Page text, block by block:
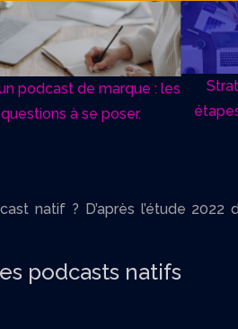
de marque : les
à se poser.
étapes
natif ? D’après l’étude 2022
podcasts natifs